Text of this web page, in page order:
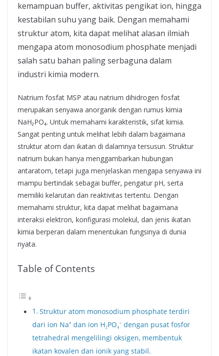
kemampuan buffer, aktivitas pengikat ion, hingga
kestabilan suhu yang baik. Dengan memahami
struktur atom, kita dapat melihat alasan ilmiah
mengapa atom monosodium phosphate menjadi
salah satu bahan paling serbaguna dalam
industri kimia modern.
Natrium fosfat MSP atau natrium dihidrogen fosfat
merupakan senyawa anorganik dengan rumus kimia
NaH₂PO₄. Untuk memahami karakteristik, sifat kimia.
Sangat penting untuk melihat lebih dalam bagaimana
struktur atom dan ikatan di dalamnya tersusun. Struktur
natrium bukan hanya menggambarkan hubungan
antaratom, tetapi juga menjelaskan mengapa senyawa ini
mampu bertindak sebagai buffer, pengatur pH, serta
memiliki kelarutan dan reaktivitas tertentu. Dengan
memahami struktur, kita dapat melihat bagaimana
interaksi elektron, konfigurasi molekul, dan jenis ikatan
kimia berperan dalam menentukan fungsinya di dunia
nyata.
Table of Contents
Struktur atom monosodium phosphate terdiri
dari ion Na⁺ dan ion H₂PO₄⁻ dengan pusat fosfor
tetrahedral mengelilingi oksigen, membentuk
ikatan kovalen dan ionik yang stabil.